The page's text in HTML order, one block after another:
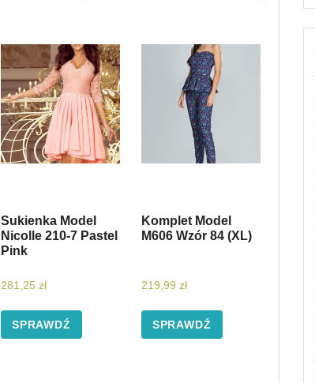
Sukienka Model
Nicolle 210-7 Pastel
Pink
281,25 zł
SPRAWDŹ
Komplet Model
M606 Wzór 84 (XL)
219,99 zł
SPRAWDŹ